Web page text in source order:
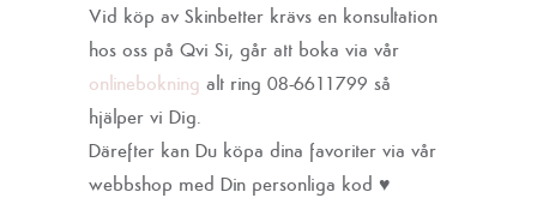
Vid köp av Skinbetter krävs en konsultation
hos oss på Qvi Si, går att boka via vår
onlinebokning alt ring 08-6611799 så
hjälper vi Dig.
Därefter kan Du köpa dina favoriter via vår
webbshop med Din personliga kod ♥